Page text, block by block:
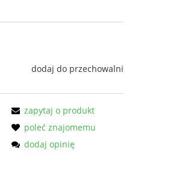
dodaj do przechowalni
zapytaj o produkt
poleć znajomemu
dodaj opinię